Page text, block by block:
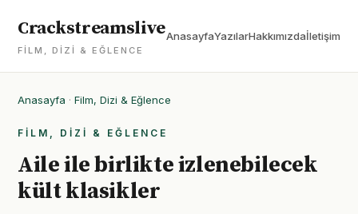
Crackstreamslive
FILM, DIZI & EĞLENCE
AnasayfaYazılarHakkımızdaİletişim
Anasayfa · Film, Dizi & Eğlence
FILM, DIZI & EĞLENCE
Aile ile birlikte izlenebilecek
kült klasikler